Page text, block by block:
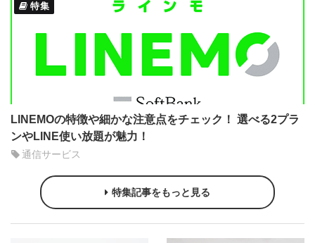
特集
LINEMOの特徴や細かな注意点をチェック！ 選べる2プラ
ンやLINE使い放題が魅力！
通信サービス
特集記事をもっと見る